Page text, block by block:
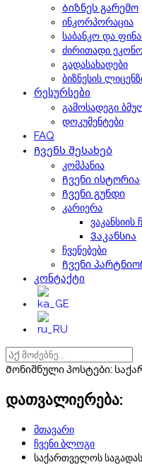
Ბიზნეს გარემო
ინკორპორაცია
საბანკო და
ძირითადი
გადასახადები
ბიზნესის
რესურსები
გამოსადეგი
დოკუმენტები
FAQ
Ჩვენს შესახებ
კომპანია
Ჩვენი ისტორია
Ჩვენი გუნდი
კარიერა
Ვაკანსია
ჩვენებები
Ჩვენი
კონტაქტი
Მონიშნული პოსტები:
დათვალიერება:
მთავარი
ჩვენი ბლოგი
საქართველოს